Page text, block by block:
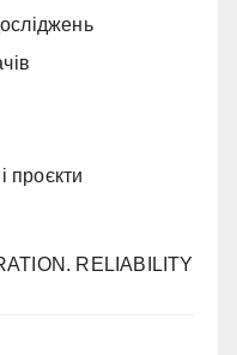
проєкти
RELIABILITY